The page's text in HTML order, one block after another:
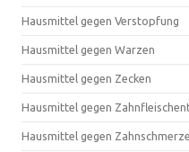
Hausmittel gegen Verstopfung
Hausmittel gegen Warzen
Hausmittel gegen Zecken
Hausmittel gegen
Hausmittel gegen